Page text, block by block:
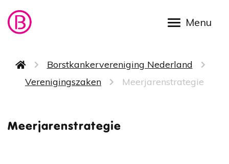
Overslaan en naar de inhoud gaan
KruimelpadBorstkankervereniging Nederland
Verenigingszaken
Meerjarenstrategie
Meerjarenstrategie